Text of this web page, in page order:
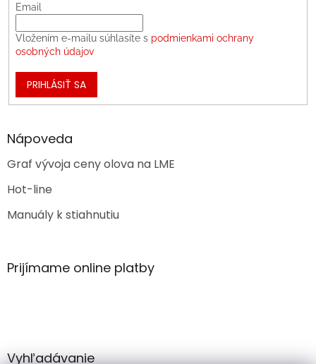
Email
Vložením e-mailu súhlasíte s podmienkami ochrany
osobných údajov
PRIHLÁSIŤ SA
Nápoveda
Graf vývoja ceny olova na LME
Hot-line
Manuály k stiahnutiu
Prijímame online platby
Vyhľadávanie